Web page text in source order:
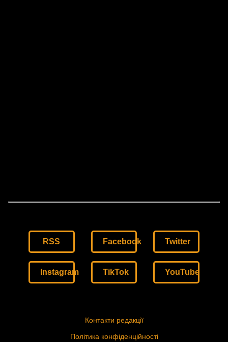
RSS Facebook Twitter
Instagram TikTok YouTube
Контакти редакції
Політика конфіденційності